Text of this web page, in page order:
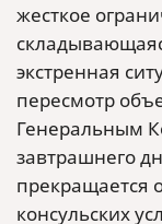
жесткое
экстренная
пересмотр
Генеральным
завтрашнего
прекращается
консульских